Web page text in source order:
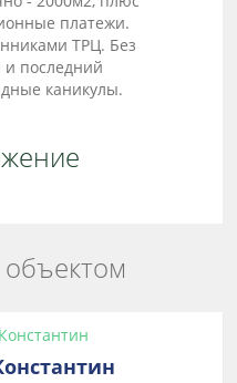
платежи.
ТРЦ. Без
последний
каникулы.